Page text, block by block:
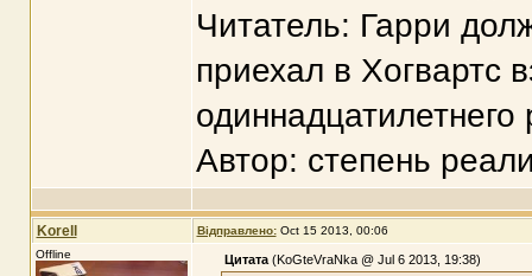
Читатель: Гарри
приехал в Хогвартс
одиннадцатилетнего
Автор: степень
Korell Відправлено: Oct 15 2013, 00:06
Offline
Цитата(KoGteVraNka @ Jul 6 2013, 19:38)